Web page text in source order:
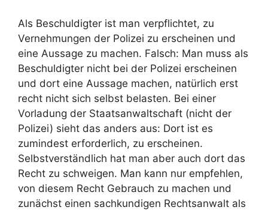
Als Beschuldigter ist man verpflichtet, zu
Vernehmungen der Polizei zu erscheinen und
eine Aussage zu machen. Falsch: Man muss als
Beschuldigter nicht bei der Polizei erscheinen
und dort eine Aussage machen, natürlich erst
recht nicht sich selbst belasten. Bei einer
Vorladung der Staatsanwaltschaft (nicht der
Polizei) sieht das anders aus: Dort ist es
zumindest erforderlich, zu erscheinen.
Selbstverständlich hat man aber auch dort das
Recht zu schweigen. Man kann nur empfehlen,
von diesem Recht Gebrauch zu machen und
zunächst einen sachkundigen Rechtsanwalt als